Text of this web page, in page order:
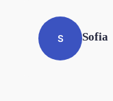
S Sofia